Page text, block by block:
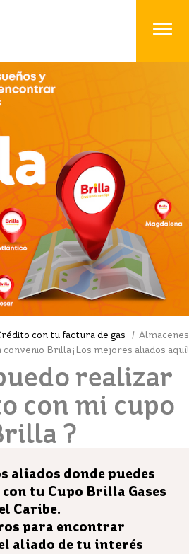
con tu factura de gas / Almacenes
convenio Brilla ¡Los mejores aliados aquí!
realizar
con mi cupo
?
aliados donde puedes
tu Cupo Brilla Gases
Caribe.
para encontrar
aliado de tu interés